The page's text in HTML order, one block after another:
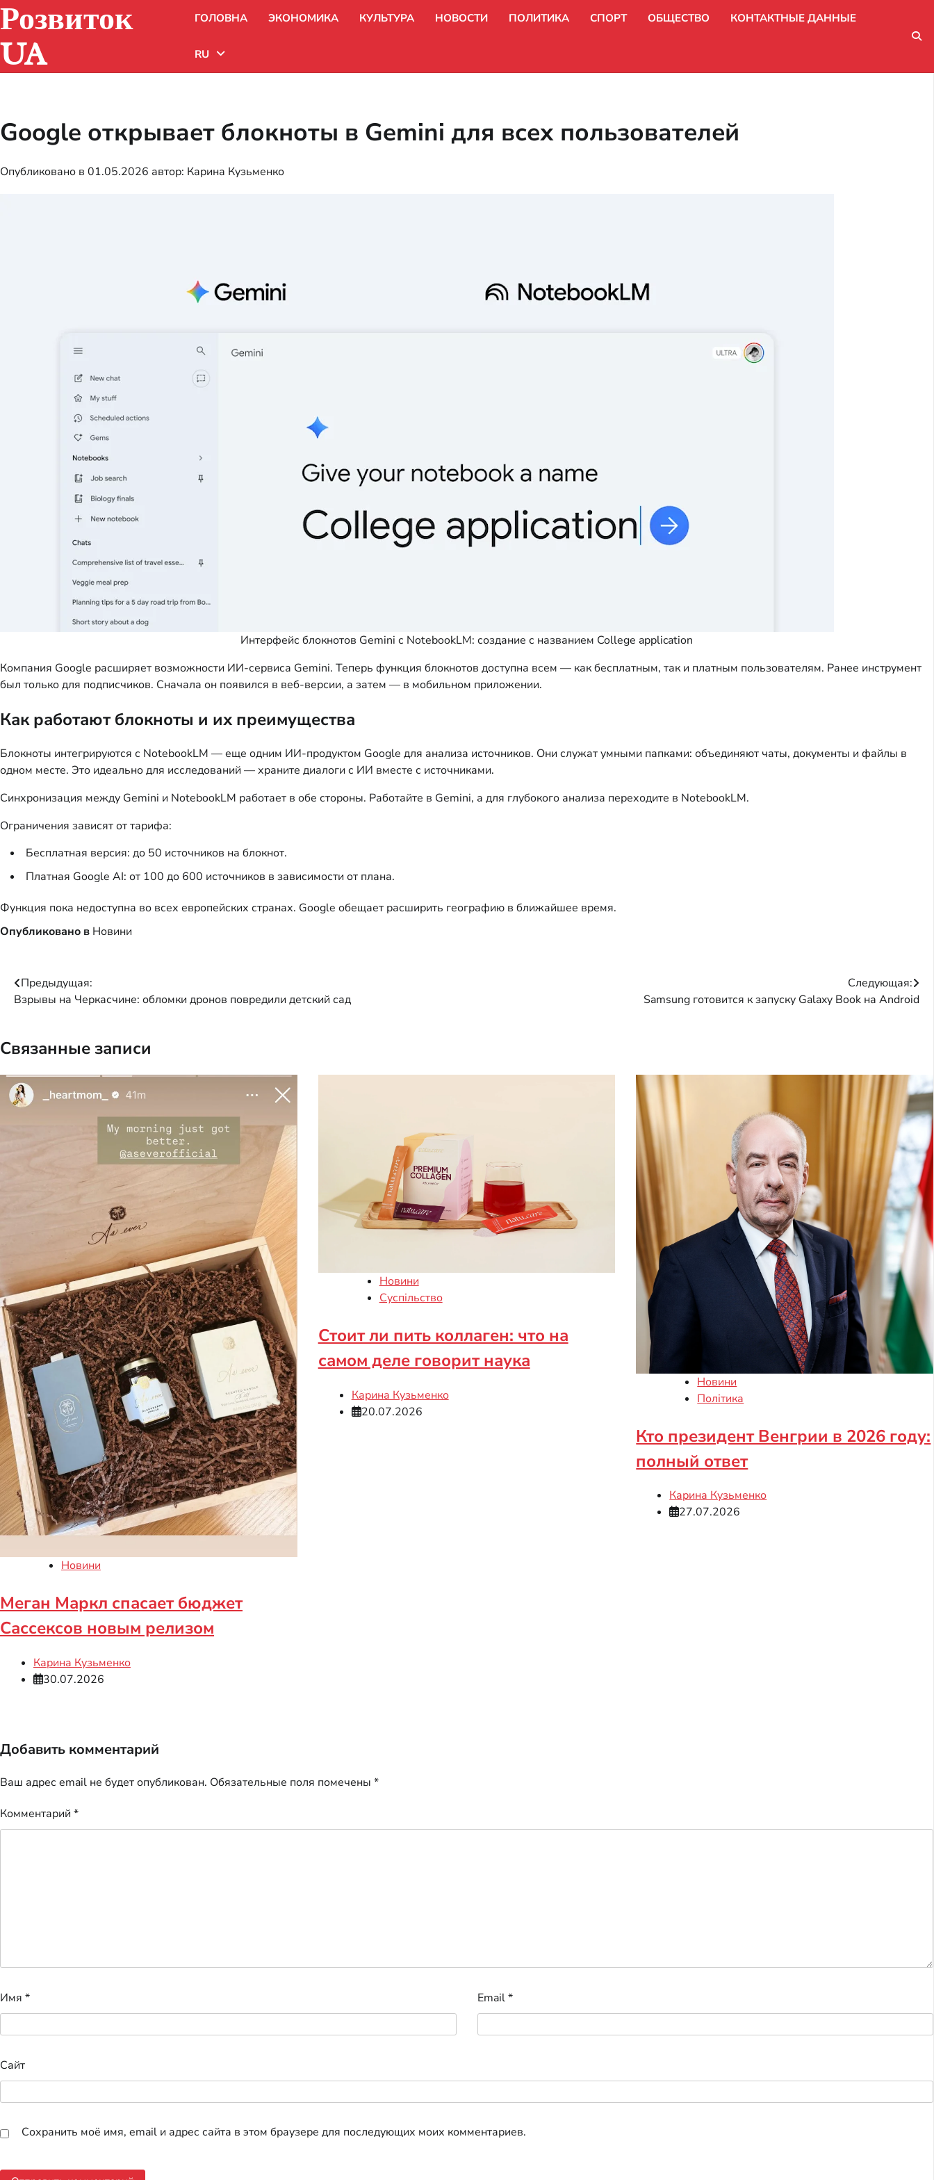
Перейти
к
содержимому
Розвиток
UA
ГОЛОВНА ЭКОНОМИКА КУЛЬТУРА НОВОСТИ ПОЛИТИКА СПОРТ ОБЩЕСТВО КОНТАКТНЫЕ ДАННЫЕ
RU
Ru
Google открывает блокноты в Gemini для всех пользователей
Опубликовано в 01.05.2026 автор: Карина Кузьменко
Интерфейс блокнотов Gemini с NotebookLM: создание с названием College application
Компания Google расширяет возможности ИИ-сервиса Gemini. Теперь функция блокнотов доступна всем — как бесплатным, так и платным пользователям. Ранее инструмент
был только для подписчиков. Сначала он появился в веб-версии, а затем — в мобильном приложении.
Как работают блокноты и их преимущества
Блокноты интегрируются с NotebookLM — еще одним ИИ-продуктом Google для анализа источников. Они служат умными папками: объединяют чаты, документы и файлы в
одном месте. Это идеально для исследований — храните диалоги с ИИ вместе с источниками.
Синхронизация между Gemini и NotebookLM работает в обе стороны. Работайте в Gemini, а для глубокого анализа переходите в NotebookLM.
Ограничения зависят от тарифа:
Бесплатная версия: до 50 источников на блокнот.
Платная Google AI: от 100 до 600 источников в зависимости от плана.
Функция пока недоступна во всех европейских странах. Google обещает расширить географию в ближайшее время.
Опубликовано в Новини
Навигация
по
Предыдущая:
Взрывы на Черкасчине: обломки дронов повредили детский сад
Следующая:
Samsung готовится к запуску Galaxy Book на Android
Связанные записи
Новини
Меган Маркл спасает бюджет
Сассексов новым релизом
Карина Кузьменко
30.07.2026
Новини
Суспільство
Стоит ли пить коллаген: что на
самом деле говорит наука
Карина Кузьменко
20.07.2026
Новини
Політика
Кто президент Венгрии в 2026 году:
полный ответ
Карина Кузьменко
27.07.2026
Добавить комментарий
Ваш адрес email не будет опубликован. Обязательные поля помечены *
Комментарий *
Имя * Email*
Сайт
Сохранить моё имя, email и адрес сайта в этом браузере для последующих моих комментариев.